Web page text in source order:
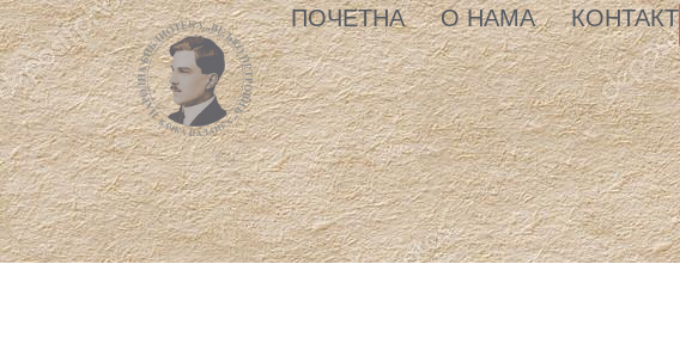
ПОЧЕТНА О НАМА КОНТАКТ